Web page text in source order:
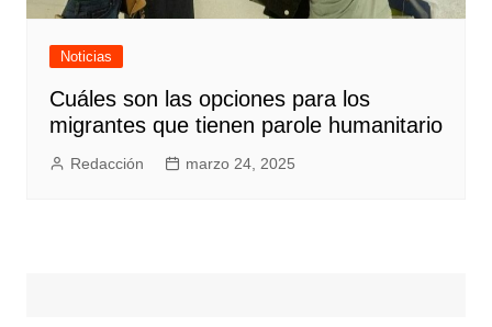
Noticias
Cuáles son las opciones para los
migrantes que tienen parole humanitario
Redacción marzo 24, 2025